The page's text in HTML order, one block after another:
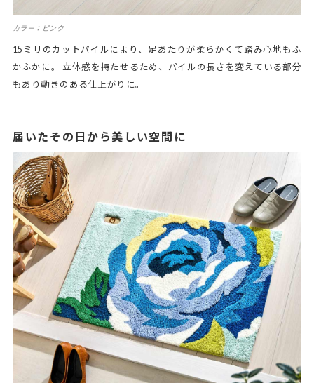
カラー：ピンク
15ミリのカットパイルにより、足あたりが柔らかくて踏み心地もふ
かふかに。 立体感を持たせるため、パイルの長さを変えている部分
もあり動きのある仕上がりに。
届いたその日から美しい空間に